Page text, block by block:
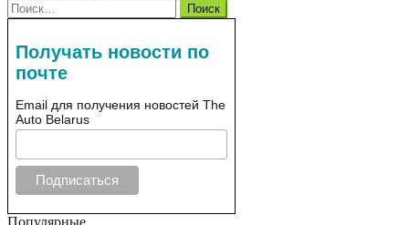
100 RUB
Найти:
Получать новости по
почте
Email для получения новостей The
Auto Belarus